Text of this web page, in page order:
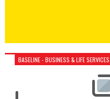
BASELINE - BUSINESS & LIFE SERVICES